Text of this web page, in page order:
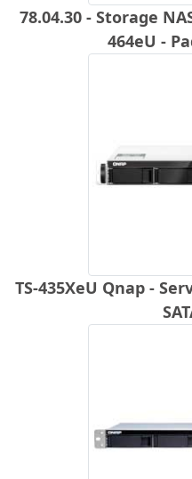
78.04.30 - Storage
464eU -
TS-435XeU Qnap -